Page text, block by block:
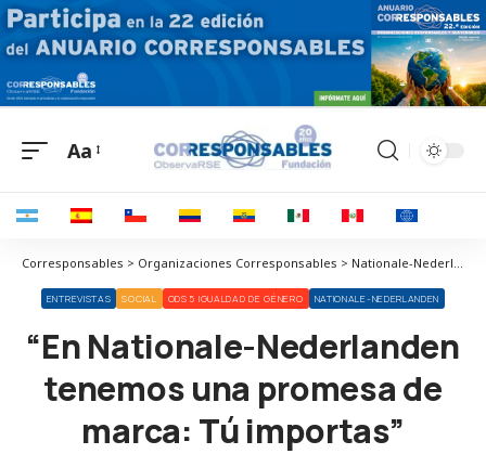
Aa
Corresponsables > Organizaciones Corresponsables > Nationale-Nederlanden > “En Nationale-Nederlanden tenemos una promesa de marca: Tú importas”
ENTREVISTAS SOCIAL ODS 5 IGUALDAD DE GÉNERO NATIONALE-NEDERLANDEN
“En Nationale-Nederlanden
tenemos una promesa de
marca: Tú importas”